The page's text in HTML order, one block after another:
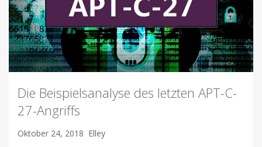
Die Beispielsanalyse des letzten APT-C-
27-Angriffs
Oktober 24, 2018 Elley